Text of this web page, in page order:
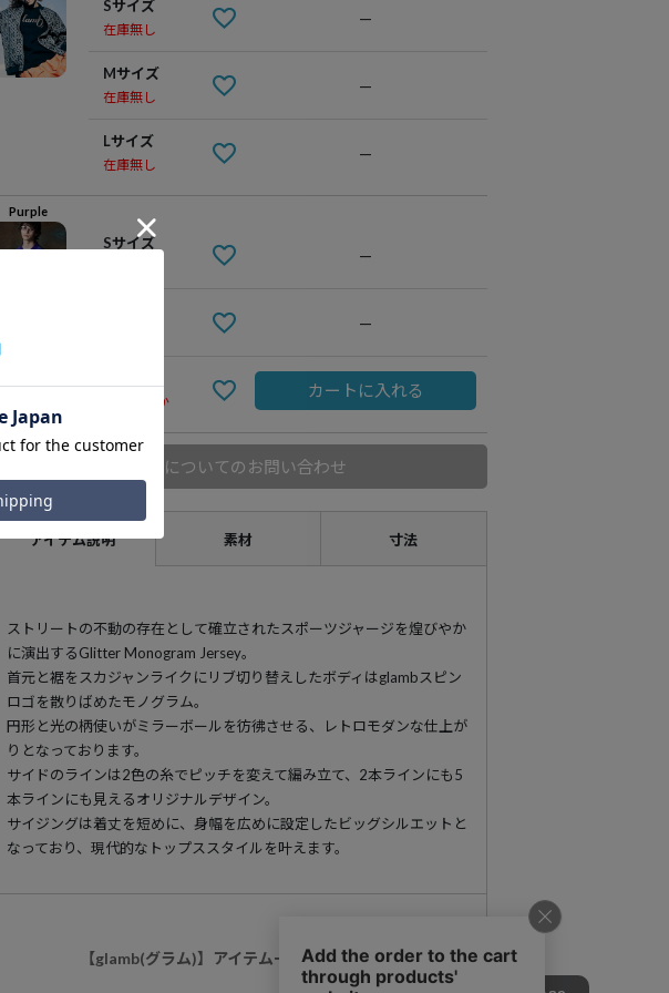
Purple
Sサイズ
在庫無し
—
Mサイズ
在庫無し
—
Lサイズ
在庫無し
—
Purple
Sサイズ
—
—
残りわずか
カートに入れる
商品についてのお問い合わせ
アイテム説明 素材 寸法
ストリートの不動の存在として確立されたスポーツジャージを煌びやか
に演出するGlitter Monogram Jersey。
首元と裾をスカジャンライクにリブ切り替えしたボディはglambスピン
ロゴを散りばめたモノグラム。
円形と光の柄使いがミラーボールを彷彿させる、レトロモダンな仕上が
りとなっております。
サイドのラインは2色の糸でピッチを変えて編み立て、2本ラインにも5
本ラインにも見えるオリジナルデザイン。
サイジングは着丈を短めに、身幅を広めに設定したビッグシルエットと
なっており、現代的なトップススタイルを叶えます。
【glamb(グラム)】アイテム一覧はこちらから